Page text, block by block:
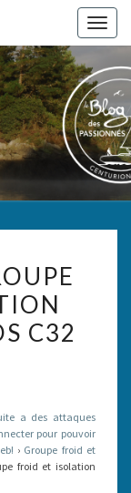
32
C32
a des attaques
pour pouvoir
› Groupe froid et
froid et isolation